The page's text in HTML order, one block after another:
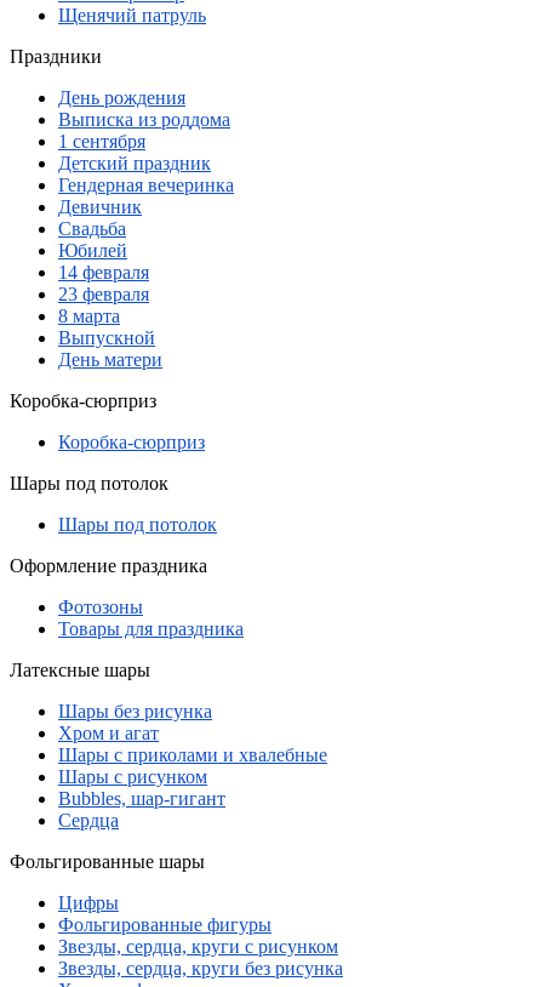
Щенячий патруль
Праздники
День рождения
Выписка из роддома
1 сентября
Детский праздник
Гендерная вечеринка
Девичник
Свадьба
Юбилей
14 февраля
23 февраля
8 марта
Выпускной
День матери
Коробка-сюрприз
Коробка-сюрприз
Шары под потолок
Шары под потолок
Оформление праздника
Фотозоны
Товары для праздника
Латексные шары
Шары без рисунка
Хром и агат
Шары с приколами и хвалебные
Шары с рисунком
Bubbles, шар-гигант
Сердца
Фольгированные шары
Цифры
Фольгированные фигуры
Звезды, сердца, круги с рисунком
Звезды, сердца, круги без рисунка